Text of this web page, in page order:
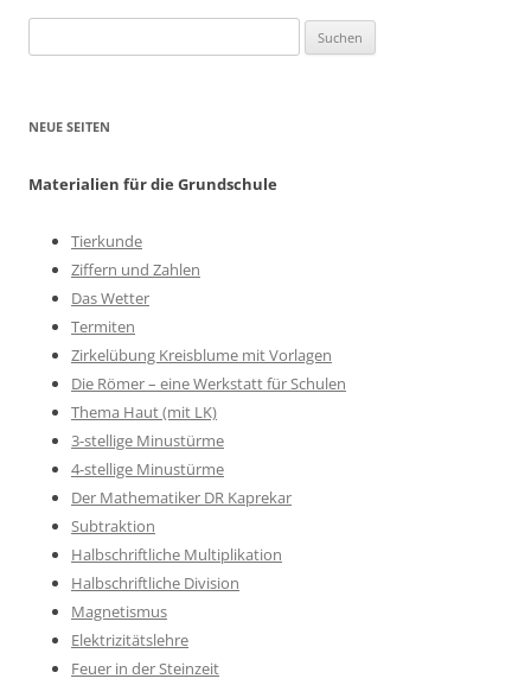
nach:
NEUE SEITEN
Materialien für die Grundschule
Tierkunde
Ziffern und Zahlen
Das Wetter
Termiten
Zirkelübung Kreisblume mit Vorlagen
Die Römer – eine Werkstatt für Schulen
Thema Haut (mit LK)
3-stellige Minustürme
4-stellige Minustürme
Der Mathematiker DR Kaprekar
Subtraktion
Halbschriftliche Multiplikation
Halbschriftliche Division
Magnetismus
Elektrizitätslehre
Feuer in der Steinzeit